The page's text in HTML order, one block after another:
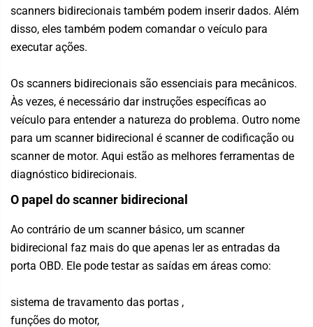
scanners bidirecionais também podem inserir dados. Além
disso, eles também podem comandar o veículo para
executar ações.
Os scanners bidirecionais são essenciais para mecânicos.
Às vezes, é necessário dar instruções específicas ao
veículo para entender a natureza do problema. Outro nome
para um scanner bidirecional é scanner de codificação ou
scanner de motor. Aqui estão as melhores ferramentas de
diagnóstico bidirecionais.
O papel do scanner bidirecional
Ao contrário de um scanner básico, um scanner
bidirecional faz mais do que apenas ler as entradas da
porta OBD. Ele pode testar as saídas em áreas como:
sistema de travamento das portas ,
funções do motor,